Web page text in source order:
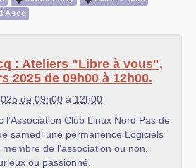
: Ateliers "Libre à vous",
2025 de 09h00 à 12h00.
de 09h00à 12h00
l’Association Club Linux Nord Pas de
samedi une permanence Logiciels
de l’association ou non,
ou passionné.